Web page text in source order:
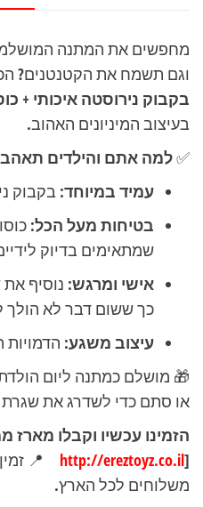
נירוסטה-מיניונים
מחפשים את המתנה
וגם תשמח את הקטנטנים?
בקבוק נירוסטה איכותי +
בעיצוב המיניונים האהוב.
✅למה אתם והילדים
עמיד במיוחד: בקבוק
בטיחות מעל הכל:
שמתאימים בדיוק
אישי ומרגש: נוסיף
כך ששום דבר לא הולך
עיצוב משגע: הדמויות
🎁 מושלם כמתנה ליום
או סתם כדי לשדרג את
הזמינו עכשיו וקבלו מארז
[
http://ereztoyz.co.il
📍
משלוחים לכל הארץ.